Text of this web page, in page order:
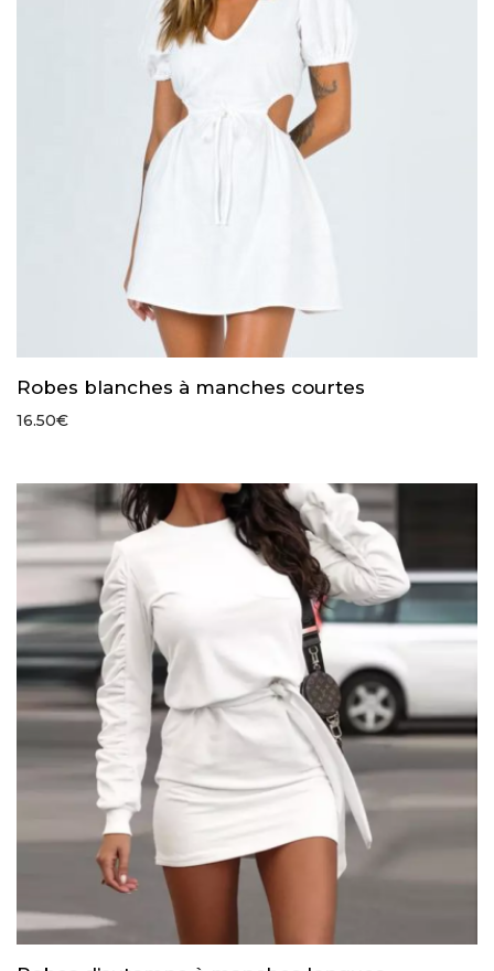
Robes blanches à manches courtes
16.50€